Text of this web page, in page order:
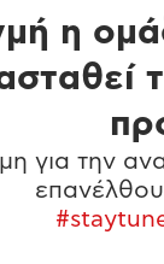
η
για την